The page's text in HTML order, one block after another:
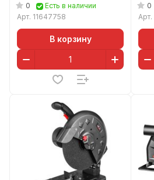
0
Есть в наличии
Арт. 11647758
В корзину
0
Арт.